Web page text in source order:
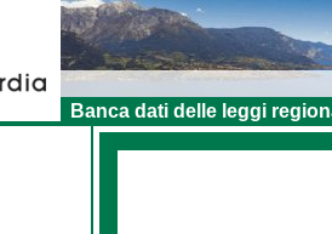
Banca dati delle leggi